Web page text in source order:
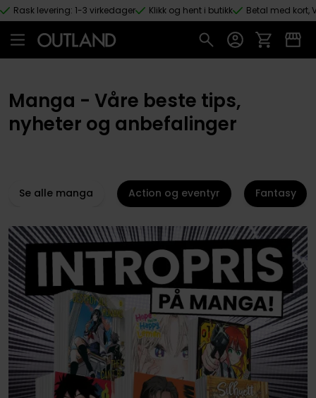
Hopp til hovedinnhold
Rask levering: 1-3 virkedager Klikk og hent i butikk Betal med kort,
Manga - Våre beste tips,
nyheter og anbefalinger
Se alle manga Action og eventyr Fantasy